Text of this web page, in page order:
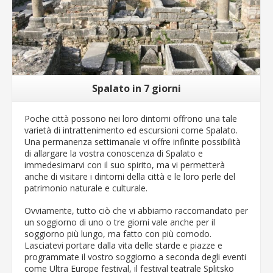
Spalato in 7 giorni
Poche città possono nei loro dintorni offrono una tale
varietà di intrattenimento ed escursioni come Spalato.
Una permanenza settimanale vi offre infinite possibilità
di allargare la vostra conoscenza di Spalato e
immedesimarvi con il suo spirito, ma vi permetterà
anche di visitare i dintorni della città e le loro perle del
patrimonio naturale e culturale.
Ovviamente, tutto ciò che vi abbiamo raccomandato per
un soggiorno di uno o tre giorni vale anche per il
soggiorno più lungo, ma fatto con più comodo.
Lasciatevi portare dalla vita delle starde e piazze e
programmate il vostro soggiorno a seconda degli eventi
come Ultra Europe festival, il festival teatrale Splitsko